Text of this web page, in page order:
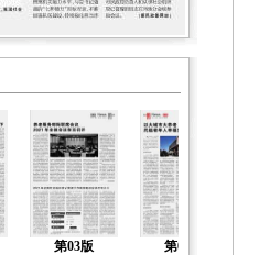
第03版
第04版